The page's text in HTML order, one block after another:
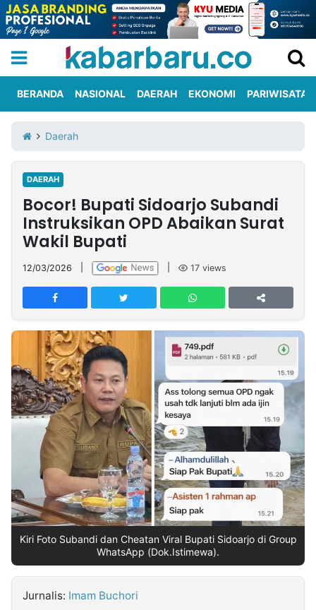
Iklan
Berita
Kami
Nasional
International
Olahraga
Entertainment
Daerah
Pariwisata
Kuliner
Kolom
Network
PT
TREETAN
INDONESIA
Partner
Insight
NTB
Suara
Time
Lens
IDN
Daily
Jogja
Jalan
Rakyat
Idealita
News
Kita
Notice
Dinamikapost.com
Radar
Baru
Seedbacklink
Kabarbaru
BERANDA NASIONAL DAERAH EKONOMI PARIWISATA
Daerah
DAERAH
Bocor! Bupati Sidoarjo Subandi
Instruksikan OPD Abaikan Surat
Wakil Bupati
12/03/2026 17 views
Kiri Foto Subandi dan Cheatan Viral Bupati Sidoarjo di Group
WhatsApp (Dok.Istimewa).
Jurnalis: Imam Buchori